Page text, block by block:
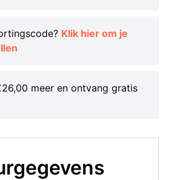
Klik hier om je
26,00 meer en ontvang gratis